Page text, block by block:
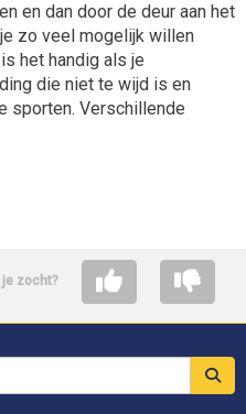
en dan door de deur aan het
zo veel mogelijk willen
het handig als je
die niet te wijd is en
sporten. Verschillende
je zocht?